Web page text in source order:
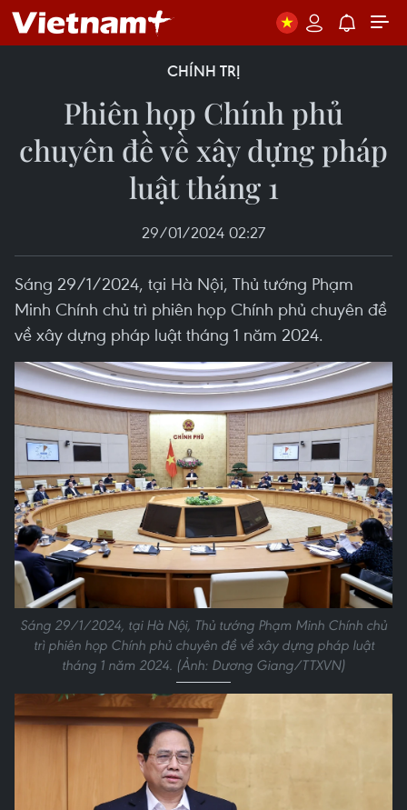
CHÍNH TRỊ
Phiên họp Chính phủ
chuyên đề về xây dựng pháp
luật tháng 1
29/01/2024 02:27
Sáng 29/1/2024, tại Hà Nội, Thủ tướng Phạm
Minh Chính chủ trì phiên họp Chính phủ chuyên đề
về xây dựng pháp luật tháng 1 năm 2024.
Sáng 29/1/2024, tại Hà Nội, Thủ tướng Phạm Minh Chính chủ
trì phiên họp Chính phủ chuyên đề về xây dựng pháp luật
tháng 1 năm 2024. (Ảnh: Dương Giang/TTXVN)